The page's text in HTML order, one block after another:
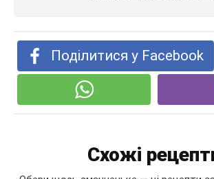
Поділитися у Facebook
Схожі